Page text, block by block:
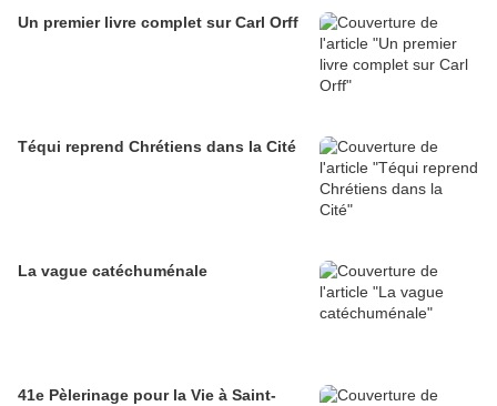
Un premier livre complet sur Carl Orff
Téqui reprend Chrétiens dans la Cité
La vague catéchuménale
41e Pèlerinage pour la Vie à Saint-